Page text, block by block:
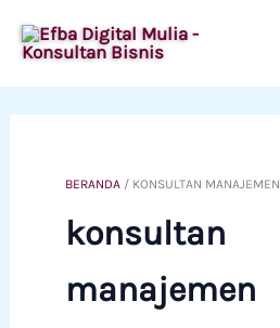
ke
BERANDA / KONSULTAN MANAJEMEN
konsultan
manajemen